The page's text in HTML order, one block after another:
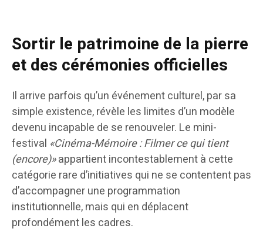
Sortir le patrimoine de la pierre
et des cérémonies officielles
Il arrive parfois qu’un événement culturel, par sa
simple existence, révèle les limites d’un modèle
devenu incapable de se renouveler. Le mini-
festival «Cinéma-Mémoire : Filmer ce qui tient
(encore)»appartient incontestablement à cette
catégorie rare d’initiatives qui ne se contentent pas
d’accompagner une programmation
institutionnelle, mais qui en déplacent
profondément les cadres.